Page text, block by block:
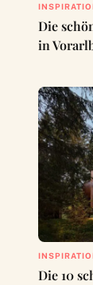
Die
in
Die 10